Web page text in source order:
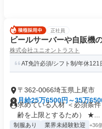
正社員
ビールサーバーや自販機
株式会社ユニオントラスト
AT免許必須/シフト制/年休
〒362-0066埼玉県上尾市
月給25万6500円～35万
求めている人材 ＜必須条
齢を上限とするため） ★...
制服あり 業界未経験歓迎 +36